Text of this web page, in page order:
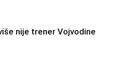
nije trener Vojvodine